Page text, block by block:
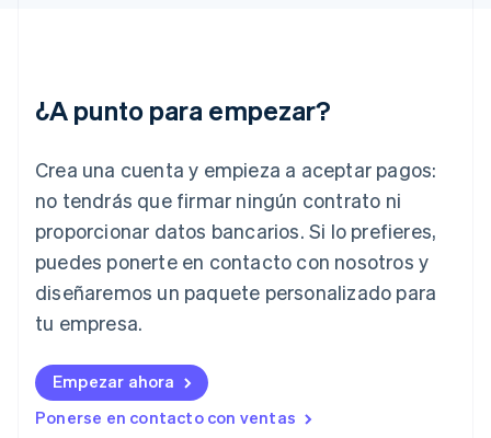
¿A punto para empezar?
Crea una cuenta y empieza a aceptar pagos:
no tendrás que firmar ningún contrato ni
proporcionar datos bancarios. Si lo prefieres,
puedes ponerte en contacto con nosotros y
diseñaremos un paquete personalizado para
tu empresa.
Empezar ahora
Ponerse en contacto con ventas
India
English
Italia
ItalianoEnglish
Japón
日本語 English
Letonia
Liechtenstein
Lituania
English
Luxemburgo